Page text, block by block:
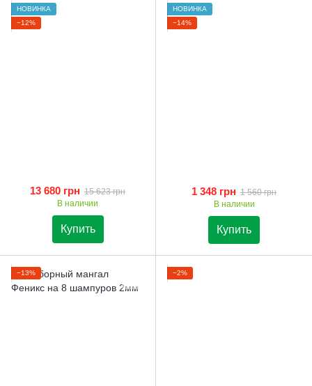
НОВИНКА
−12%
13 680 грн 15 623 грн
В наличии
Купить
НОВИНКА
−14%
1 348 грн 1 560 грн
В наличии
Купить
−13% −2%